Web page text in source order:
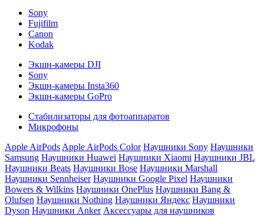
Sony
Fujifilm
Canon
Kodak
Экшн-камеры DJI
Sony
Экшн-камеры Insta360
Экшн-камеры GoPro
Стабилизаторы для фотоаппаратов
Микрофоны
Apple AirPods Apple AirPods Color Наушники Sony Наушники
Samsung Наушники Huawei Наушники Xiaomi Наушники JBL
Наушники Beats Наушники Bose Наушники Marshall
Наушники Sennheiser Наушники Google Pixel Наушники
Bowers & Wilkins Наушники OnePlus Наушники Bang &
Olufsen Наушники Nothing Наушники Яндекс Наушники
Dyson Наушники Anker Аксессуары для наушников